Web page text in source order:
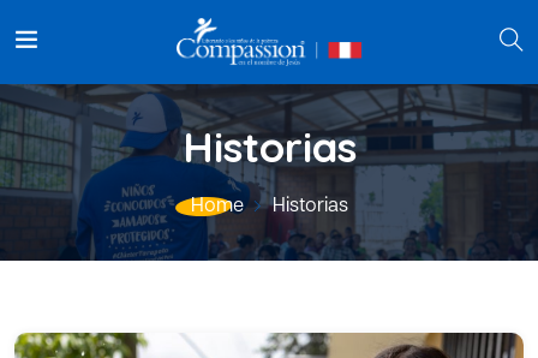
Historias
Home Historias